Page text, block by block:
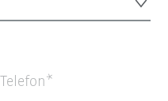
Telefon